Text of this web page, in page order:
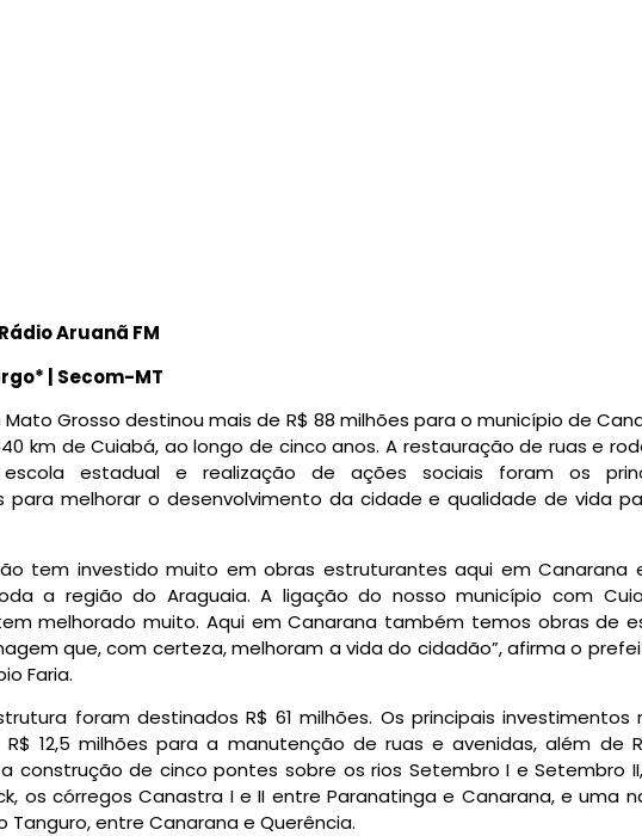
Aruanã FM
| Secom-MT
Mato Grosso destinou mais de R$ 88 milhões para o município de
km de Cuiabá, ao longo de cinco anos. A restauração de ruas e
estadual e realização de ações sociais foram os
para melhorar o desenvolvimento da cidade e qualidade de vida
tem investido muito em obras estruturantes aqui em Canarana
a região do Araguaia. A ligação do nosso município com
melhorado muito. Aqui em Canarana também temos obras de
que, com certeza, melhoram a vida do cidadão”, afirma o
Faria.
foram destinados R$ 61 milhões. Os principais investimentos
12,5 milhões para a manutenção de ruas e avenidas, além de
construção de cinco pontes sobre os rios Setembro I e Setembro
os córregos Canastra I e II entre Paranatinga e Canarana, e uma
Tanguro, entre Canarana e Querência.